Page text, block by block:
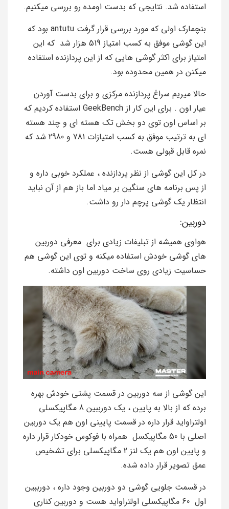
استفاده شد. نتایجی که بدست اومده رو بررسی میکنیم.
بنچمارک اولی که مورد بررسی قرار گرفت antutu بود که
این گوشی موفق به کسب امتیاز 519 هزار شد که این
امتیاز برای اکثر گوشی هایی که از این پردازنده استفاده
میکنن در همین محدوده بود.
حالا میریم سراغ پردازنده مرکزی و برای بدست آوردن
عیار اون . برای این کار از GeekBench استفاده کردیم که
بر اساس اون توی دو بخش تک هسته ای و چند هسته
ای به ترتیب موفق به کسب امتیازات 781 و 2980 شد که
نمره قابل قبولی هست.
در کل این گوشی از نظر پردازنده ، عملکرد خوبی داره و
از پس برنامه های سنگین بر میاد اما باز هم از آن نباید
انتظار یک گوشی پرچم دار رو داشت.
دوربین:
هواوی همیشه از تبلیفات زیادی برای معرفی دوربین
های گوشی خودش استفاده میکنه و توی این گوشی هم
حساسیت زیادی روی ساخت دوربین اون داشته.
این گوشی از سه دوربین در قسمت پشتی خودش بهره
برده که از بالا به پایین ، یک دورببین 8 مگاپیکسلی
اولتراواید قرار داره در قسمت پایینی اون هم یک دوربین
اصلی با 50 مگاپیکسل همراه با فوکوس خودکار قرار داره
و پایین اون هم یک لنز 2 مگاپیکسلی برای تشخیص
عمق تصویر قرار داده شده.
در قسمت جلویی گوشی دو دوربین وجود داره ، دورببین
اول 60 مگاپیکسلی اولتراواید هست و دوربین کناری